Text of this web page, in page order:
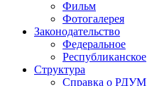
Фильм
Фотогалерея
Законодательство
Федеральное
Республиканское
Структура
Справка о РДУМ